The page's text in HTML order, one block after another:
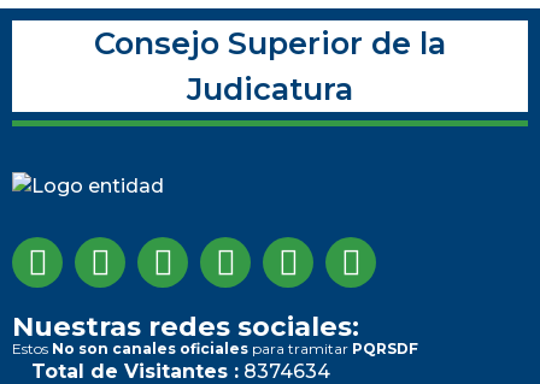
Consejo Superior de la
Judicatura
Nuestras redes sociales:
Estos No son canales oficiales para tramitar PQRSDF
Total de Visitantes : 8374634